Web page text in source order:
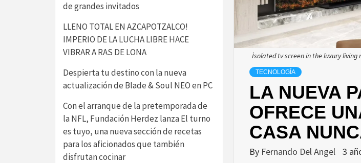
İsolated tv screen in the luxury living
TECNOLOGÍA
LA NUEVA
OFRECE
CASA
By Fernando Del Angel 3
de grandes invitados
LLENO TOTAL EN AZCAPOTZALCO!
IMPERIO DE LA LUCHA LIBRE HACE
VIBRAR A RAS DE LONA
Despierta tu destino con la nueva
actualización de Blade & Soul NEO en PC
Con el arranque de la pretemporada de
la NFL, Fundación Herdez lanza El turno
es tuyo, una nueva sección de recetas
para los aficionados que también
disfrutan cocinar